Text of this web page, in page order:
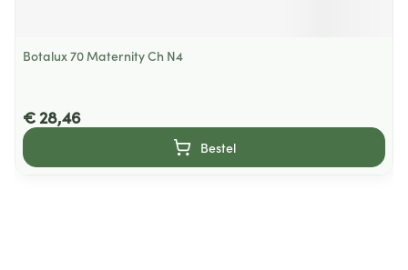
Botalux 70 Maternity Ch N4
€ 28,46
Bestel